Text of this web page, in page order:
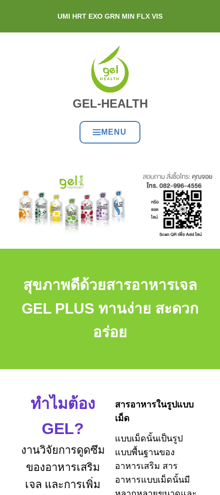
UMI HRT EXO GRN MIN FLX VIS
GEL-HEALTH
MENU
สุขภาพดีด้วยสารอาหารเจล
GEL PLUS ทานง่าย สะดวก
อร่อย
ทำไมต้อง
GEL?
งานวิจัยการดูดซึม
ของอาหารเสริม
เจล และการเพิ่ม
สารอาหารในรูปแบบ
เม็ด
แบบเม็ดนั้นเป็นรูป
แบบพื้นฐานของ
อาหารเสริม สาร
อาหารแบบเม็ดนั้นมี